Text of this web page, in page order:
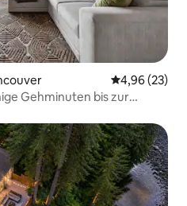
4,96 (23)
Gehminuten bis zur